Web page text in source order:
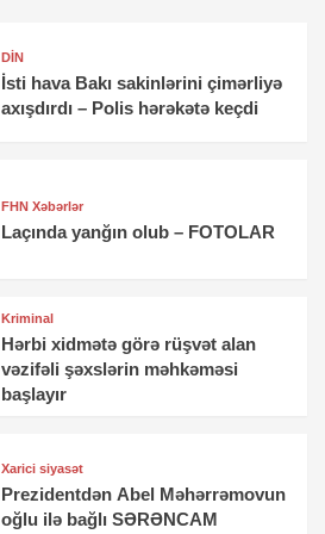
DİN
İsti hava Bakı sakinlərini çimərliyə
axışdırdı – Polis hərəkətə keçdi
FHN Xəbərlər
Laçında yanğın olub – FOTOLAR
Kriminal
Hərbi xidmətə görə rüşvət alan
vəzifəli şəxslərin məhkəməsi
başlayır
Xarici siyasət
Prezidentdən Abel Məhərrəmovun
oğlu ilə bağlı SƏRƏNCAM